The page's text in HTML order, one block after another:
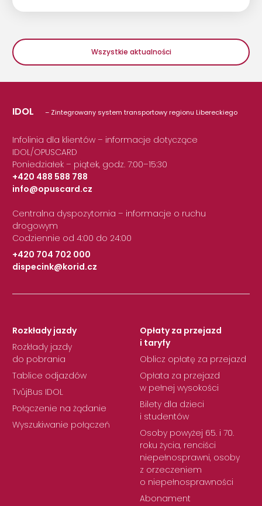
Wszystkie aktualności
IDOL – Zintegrowany system transportowy regionu Libereckiego
Infolinia dla klientów – informacje dotyczące
IDOL/OPUSCARD
Poniedziałek – piątek, godz. 7:00–15:30
+420 488 588 788
|
info@opuscard.cz
Centralna dyspozytornia – informacje o ruchu
drogowym
Codziennie od 4:00 do 24:00
+420 704 702 000
|
dispecink@korid.cz
Rozkłady jazdy
Rozkłady jazdy
do pobrania
Tablice odjazdów
TvůjBus IDOL
Połączenie na żądanie
Wyszukiwanie połączeń
Opłaty za przejazd
i taryfy
Oblicz opłatę za przejazd
Opłata za przejazd
w pełnej wysokości
Bilety dla dzieci
i studentów
Osoby powyżej 65. i 70.
roku życia, renciści
niepełnosprawni, osoby
z orzeczeniem
o niepełnosprawności
Abonament